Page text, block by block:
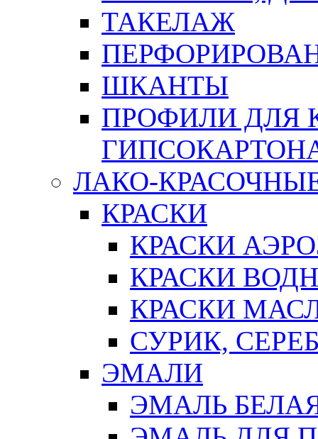
ТАКЕЛАЖ
ШКАНТЫ
ПРОФИЛИ ДЛЯ
ЛАКО-
КРАСКИ
КРАСКИ
КРАСКИ
КРАСКИ
СУРИК,
ЭМАЛИ
ЭМАЛЬ